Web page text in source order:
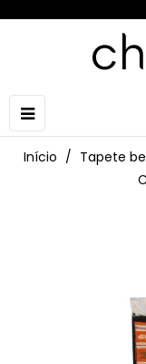
Toggle
navigation
☰
Início Tapete